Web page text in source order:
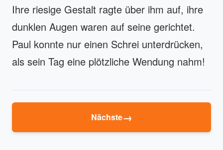
Ihre riesige Gestalt ragte über ihm auf, ihre
dunklen Augen waren auf seine gerichtet.
Paul konnte nur einen Schrei unterdrücken,
als sein Tag eine plötzliche Wendung nahm!
Nächste→